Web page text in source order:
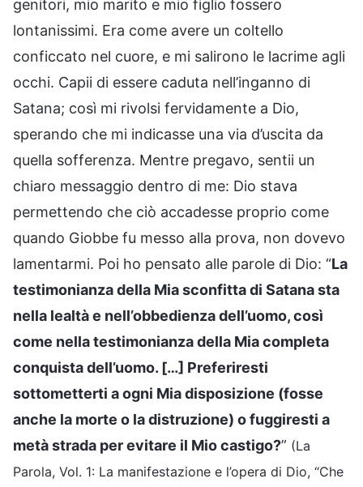
genitori, mio marito e mio figlio fossero
lontanissimi. Era come avere un coltello
conficcato nel cuore, e mi salirono le lacrime agli
occhi. Capii di essere caduta nell’inganno di
Satana; così mi rivolsi fervidamente a Dio,
sperando che mi indicasse una via d’uscita da
quella sofferenza. Mentre pregavo, sentii un
chiaro messaggio dentro di me: Dio stava
permettendo che ciò accadesse proprio come
quando Giobbe fu messo alla prova, non dovevo
lamentarmi. Poi ho pensato alle parole di Dio: “La
testimonianza della Mia sconfitta di Satana sta
nella lealtà e nell’obbedienza dell’uomo, così
come nella testimonianza della Mia completa
conquista dell’uomo. […] Preferiresti
sottometterti a ogni Mia disposizione (fosse
anche la morte o la distruzione) o fuggiresti a
metà strada per evitare il Mio castigo?” (La
Parola, Vol. 1: La manifestazione e l’opera di Dio, “Che